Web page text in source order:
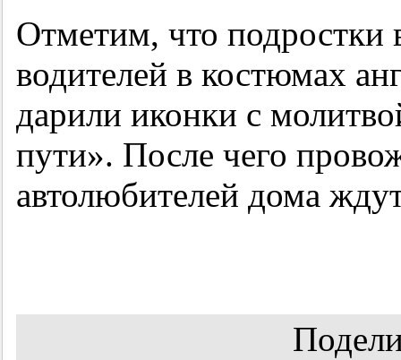
Отметим, что подростки
водителей в костюмах
дарили иконки с
пути». После чего
автолюбителей дома